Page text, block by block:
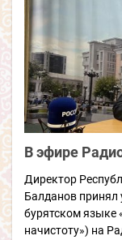
В эфире
Директор
Балданов принял
бурятском языке
начистоту») на